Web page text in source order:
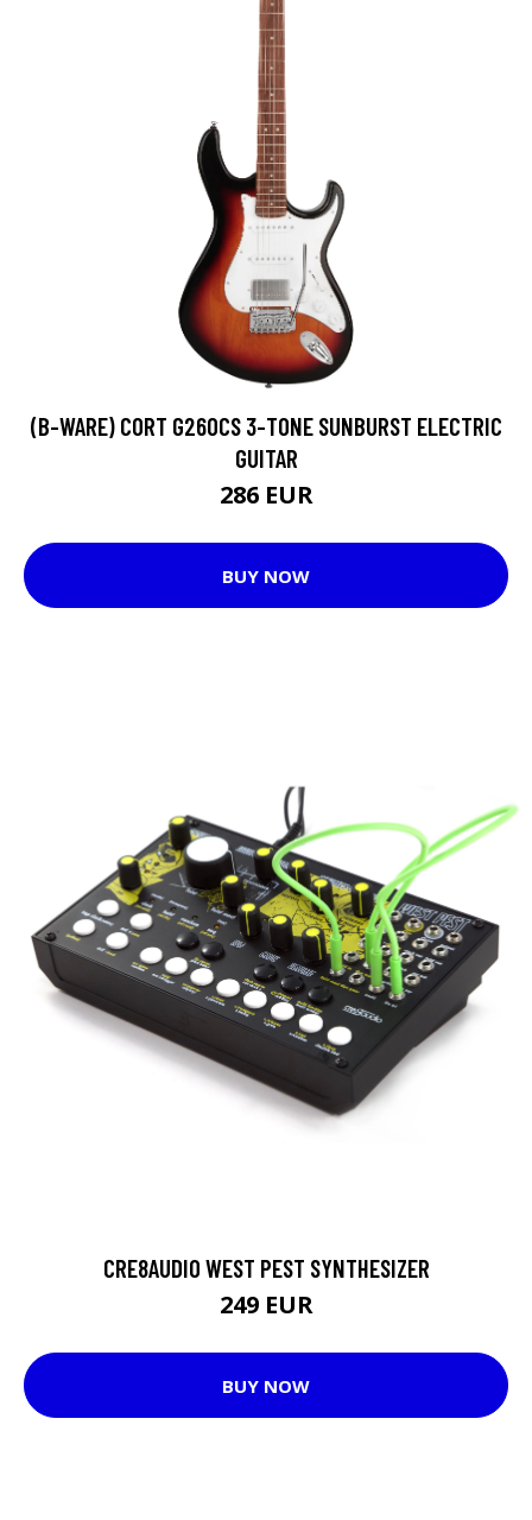
(B-WARE) CORT G260CS 3-TONE SUNBURST ELECTRIC
GUITAR
286 EUR
BUY NOW
CRE8AUDIO WEST PEST SYNTHESIZER
249 EUR
BUY NOW